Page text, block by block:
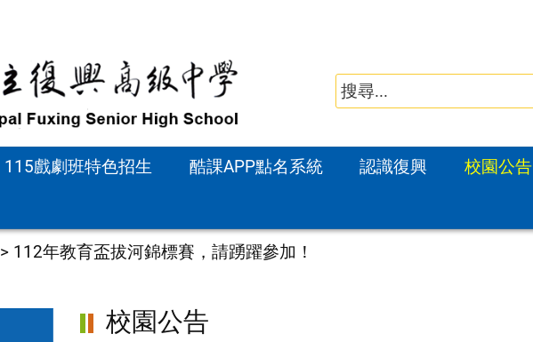
115戲劇班特色招生 酷課APP點名系統 認識復興 校園公告
> 112年教育盃拔河錦標賽，請踴躍參加！
校園公告